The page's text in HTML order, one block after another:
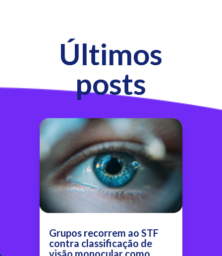
Últimos
posts
Grupos recorrem ao STF
contra classificação de
visão monocular como